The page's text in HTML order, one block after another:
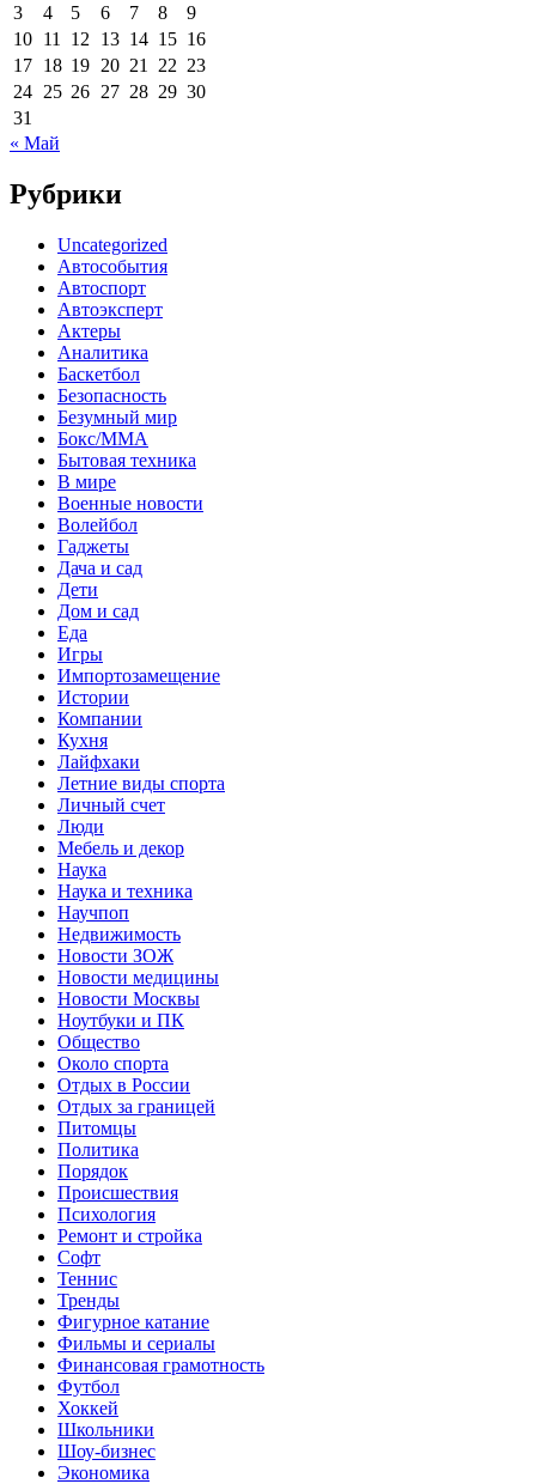
3
4 5 6 7 8
9
10 11 12 13 14 15 16
17 18 19 20 21 22 23
24 25 26 27 28 29 30
31
« Май
Рубрики
Uncategorized
Автособытия
Автоспорт
Автоэксперт
Актеры
Аналитика
Баскетбол
Безопасность
Безумный мир
Бокс/MMA
Бытовая техника
В мире
Военные новости
Волейбол
Гаджеты
Дача и сад
Дети
Дом и сад
Еда
Игры
Импортозамещение
Истории
Компании
Кухня
Лайфхаки
Летние виды спорта
Личный счет
Люди
Мебель и декор
Наука
Наука и техника
Научпоп
Недвижимость
Новости ЗОЖ
Новости медицины
Новости Москвы
Ноутбуки и ПК
Общество
Около спорта
Отдых в России
Отдых за границей
Питомцы
Политика
Порядок
Происшествия
Психология
Ремонт и стройка
Софт
Теннис
Тренды
Фигурное катание
Фильмы и сериалы
Финансовая грамотность
Футбол
Хоккей
Школьники
Шоу-бизнес
Экономика